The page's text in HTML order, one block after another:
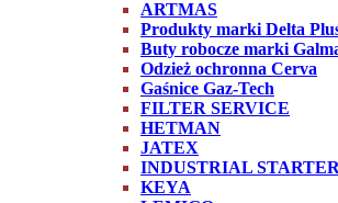
ARTMAS
Produkty marki Delta
Buty robocze marki
Odzież ochronna Cerva
Gaśnice Gaz-Tech
FILTER SERVICE
HETMAN
JATEX
INDUSTRIAL STARTER
KEYA